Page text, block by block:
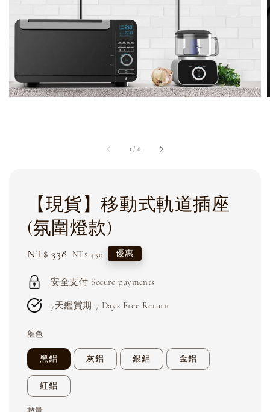
1 / 8
【現貨】移動式軌道插座
(氛圍燈款)
Sale
NT$ 338 Regular
NT$ 450 優惠
安全支付 Secure payments
7天鑑賞期 7 Days Free Return
顏色
黑鋁 灰鋁 銀鋁 金鋁
紅鋁